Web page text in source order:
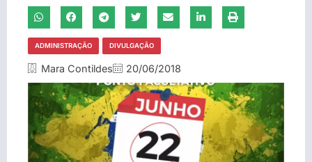
ADMINISTRAÇÃO DIVULGAÇÃO
Mara Contildes 20/06/2018